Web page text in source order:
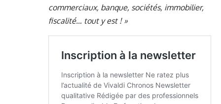
commerciaux, banque, sociétés, immobilier,
fiscalité… tout y est ! »